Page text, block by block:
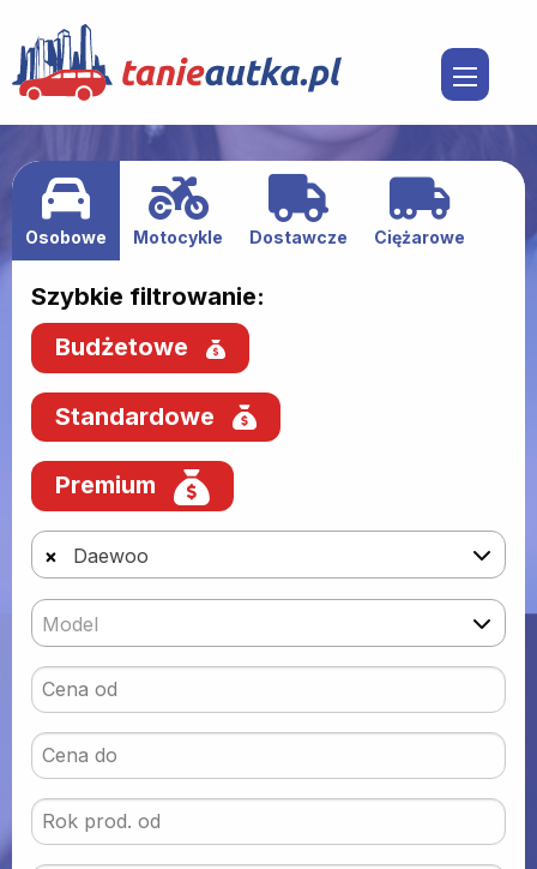
Osobowe Motocykle Dostawcze Ciężarowe
Szybkie filtrowanie:
Budżetowe
Standardowe
Premium
× Daewoo
Model